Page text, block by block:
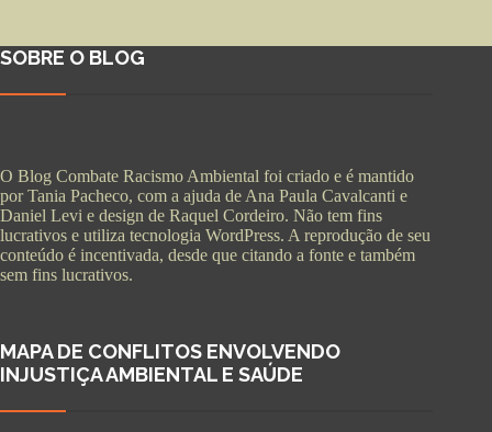
SOBRE O BLOG
O Blog Combate Racismo Ambiental foi criado e é mantido
por Tania Pacheco, com a ajuda de Ana Paula Cavalcanti e
Daniel Levi e design de Raquel Cordeiro. Não tem fins
lucrativos e utiliza tecnologia WordPress. A reprodução de seu
conteúdo é incentivada, desde que citando a fonte e também
sem fins lucrativos.
MAPA DE CONFLITOS ENVOLVENDO
INJUSTIÇA AMBIENTAL E SAÚDE